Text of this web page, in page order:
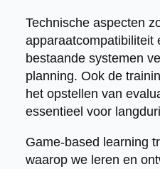
Technische aspecten
apparaatcompatibiliteit
bestaande systemen
planning. Ook de
het opstellen van
essentieel voor
Game-based learning
waarop we leren en